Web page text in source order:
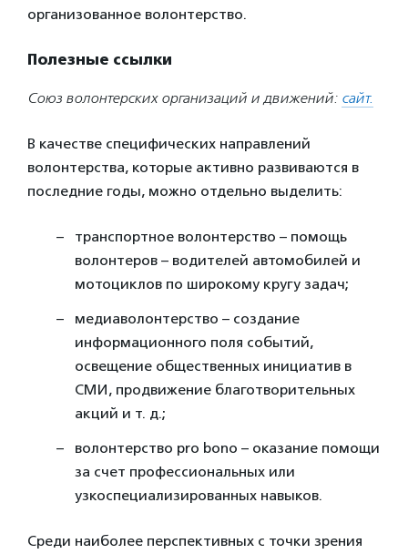
организованное волонтерство.
Полезные ссылки
Союз волонтерских организаций и движений: сайт.
В качестве специфических направлений
волонтерства, которые активно развиваются в
последние годы, можно отдельно выделить:
транспортное волонтерство – помощь
волонтеров – водителей автомобилей и
мотоциклов по широкому кругу задач;
медиаволонтерство – создание
информационного поля событий,
освещение общественных инициатив в
СМИ, продвижение благотворительных
акций и т. д.;
волонтерство pro bono – оказание помощи
за счет профессиональных или
узкоспециализированных навыков.
Среди наиболее перспективных с точки зрения